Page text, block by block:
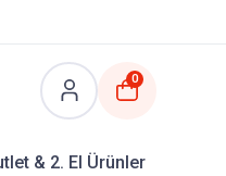
0
& 2. El Ürünler